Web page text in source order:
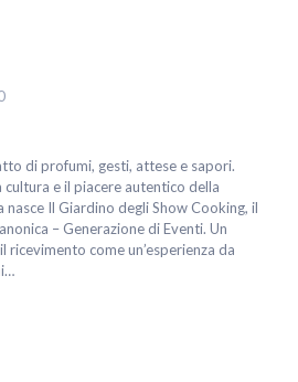
di profumi, gesti, attese e sapori.
e il piacere autentico della
Il Giardino degli Show Cooking, il
– Generazione di Eventi. Un
come un’esperienza da